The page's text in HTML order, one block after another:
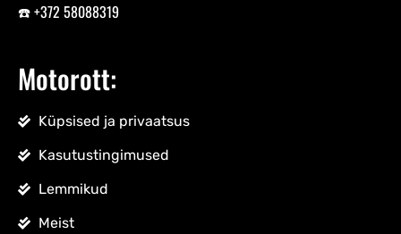
☎️ +372 58088319
Motorott:
Küpsised ja privaatsus
Kasutustingimused
Lemmikud
Meist